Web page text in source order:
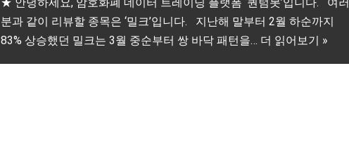
분과 같이 리뷰할 종목은 ‘밀크’입니다. 지난해 말부터 2월 하순까지
83% 상승했던 밀크는 3월 중순부터 쌍 바닥 패턴을… 더 읽어보기 »